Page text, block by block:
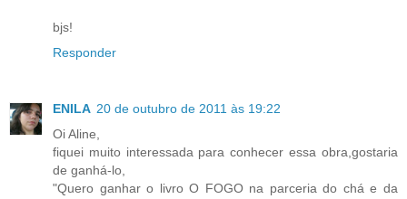
bjs!
Responder
ENILA 20 de outubro de 2011 às 19:22
Oi Aline,
fiquei muito interessada para conhecer essa obra,gostaria
de ganhá-lo,
"Quero ganhar o livro O FOGO na parceria do chá e da